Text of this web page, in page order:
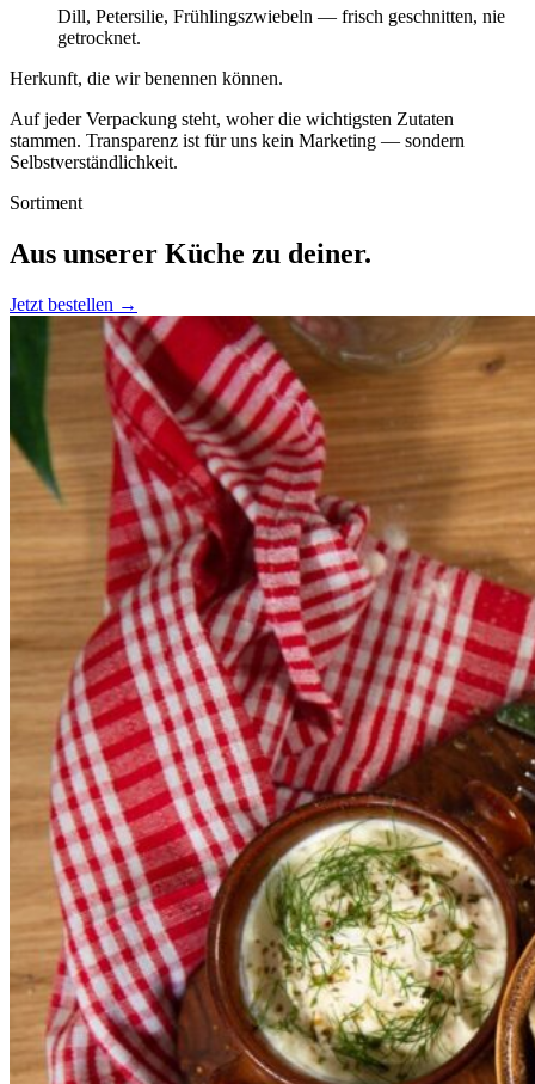
Dill, Petersilie, Frühlingszwiebeln — frisch geschnitten, nie
getrocknet.
Herkunft, die wir benennen können.
Auf jeder Verpackung steht, woher die wichtigsten Zutaten
stammen. Transparenz ist für uns kein Marketing — sondern
Selbstverständlichkeit.
Sortiment
Aus unserer Küche zu deiner.
Jetzt bestellen →